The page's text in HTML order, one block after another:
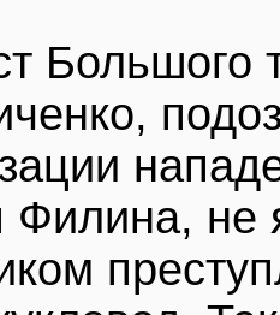
Большого
Филина, не